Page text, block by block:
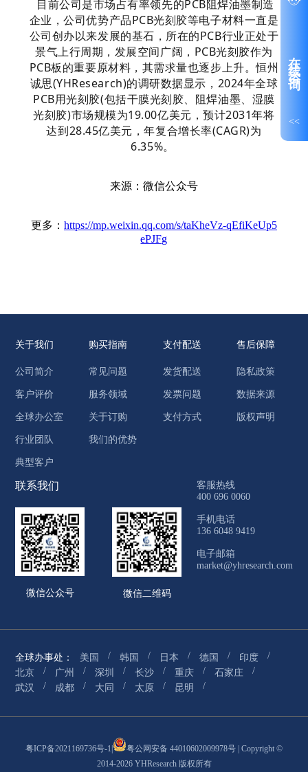
在线咨询
<<
目前公司是市场占有率领先的PCB阻焊油墨制造
企业，公司优势产品PCB光刻胶等电子材料一直是
公司创办以来发展的基石，所在的PCB行业正处于
景气上行周期，发展空间广阔，PCB光刻胶作为
PCB板的重要原材料，其需求量也逐步上升。恒州
诚思(YHResearch)的调研数据显示，2024年全球
PCB用光刻胶(包括干膜光刻胶、阻焊油墨、湿膜
光刻胶)市场规模为19.00亿美元，预计2031年将
达到28.45亿美元，年复合增长率(CAGR)为
6.35%。
来源：微信公众号
更多： https://mp.weixin.qq.com/s/taKheVz-qEfiKeUp5
ePJFg
关于我们
公司简介
客户评价
全球办公室
行业团队
典型客户
购买指南
常见问题
服务领域
关于订购
我们的优势
支付配送
发货配送
发票问题
支付方式
售后保障
隐私政策
数据来源
版权声明
联系我们
微信公众号 微信二维码
客服热线
400 696 0060
手机电话
136 6048 9419
电子邮箱
market@yhresearch.com
全球办事处： 美国 / 韩国 / 日本 / 德国 / 印度
/
北京
/ 广州 / 深圳 / 长沙 / 重庆 / 石家庄
/
武汉
/ 成都 / 大同 / 太原 / 昆明 /
粤ICP备2021169736号-1 | 粤公网安备 44010602009978号 | Copyright ©
2014-2026 YHResearch 版权所有